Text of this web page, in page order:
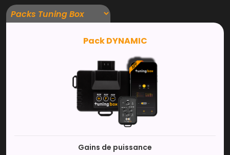
Pack DYNAMIC
Gains de puissance